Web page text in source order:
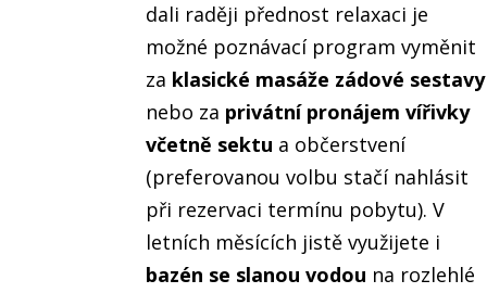
dali raději přednost relaxaci je
možné poznávací program vyměnit
za klasické masáže zádové sestavy
nebo za privátní pronájem vířivky
včetně sektu a občerstvení
(preferovanou volbu stačí nahlásit
při rezervaci termínu pobytu). V
letních měsících jistě využijete i
bazén se slanou vodou na rozlehlé